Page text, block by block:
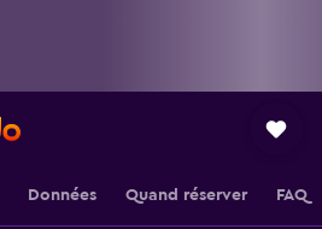
Données Quand réserver FAQ